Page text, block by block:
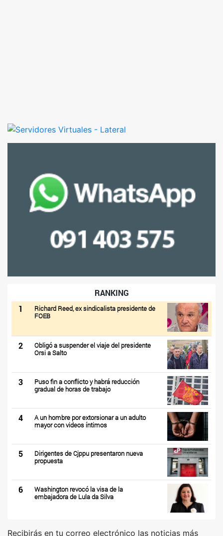
RANKING
1
Richard Reed, ex sindicalista presidente de
FOEB
2
Obligó a suspender el viaje del presidente
Orsi a Salto
3
Puso fin a conflicto y habrá reducción
gradual de horas de trabajo
4
A un hombre por extorsionar a un adulto
mayor con videos íntimos
5
Dirigentes de Cjppu presentaron nueva
propuesta
6
Washington revocó la visa de la
embajadora de Lula da Silva
Recibirás en tu correo electrónico las noticias más